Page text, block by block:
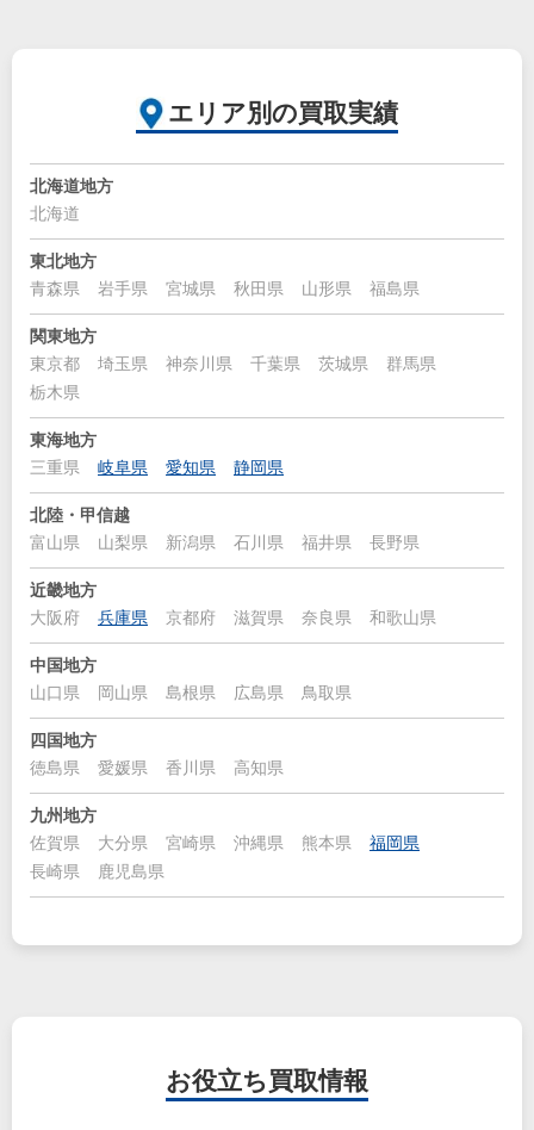
エリア別の買取実績
北海道地方
北海道
東北地方
青森県
岩手県 宮城県 秋田県 山形県 福島県
関東地方
東京都
埼玉県 神奈川県 千葉県 茨城県
群馬県
栃木県
東海地方
三重県
岐阜県 愛知県 静岡県
北陸・甲信越
富山県
山梨県 新潟県 石川県 福井県 長野県
近畿地方
大阪府
兵庫県 京都府 滋賀県 奈良県 和歌山県
中国地方
山口県
岡山県 島根県 広島県 鳥取県
四国地方
徳島県
愛媛県 香川県 高知県
九州地方
佐賀県
大分県 宮崎県 沖縄県 熊本県
福岡県
長崎県
鹿児島県
お役立ち 買取情報